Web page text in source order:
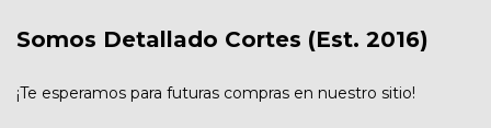
Somos Detallado Cortes (Est. 2016)
¡Te esperamos para futuras compras en nuestro sitio!